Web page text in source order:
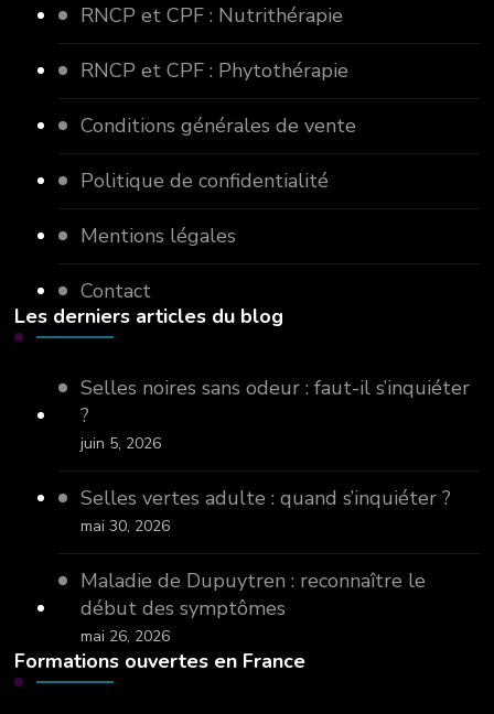
RNCP et CPF : Nutrithérapie
RNCP et CPF : Phytothérapie
Conditions générales de vente
Politique de confidentialité
Mentions légales
Contact
Les derniers articles du blog
Selles noires sans odeur : faut-il s’inquiéter
?
juin 5, 2026
Selles vertes adulte : quand s’inquiéter ?
mai 30, 2026
Maladie de Dupuytren : reconnaître le
début des symptômes
mai 26, 2026
Formations ouvertes en France